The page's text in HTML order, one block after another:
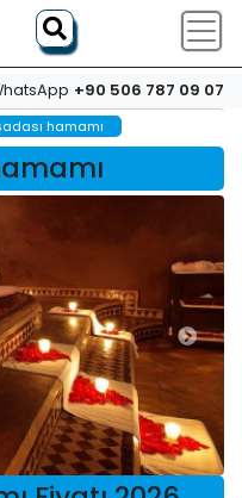
+90 506 787 09 07
hamamı